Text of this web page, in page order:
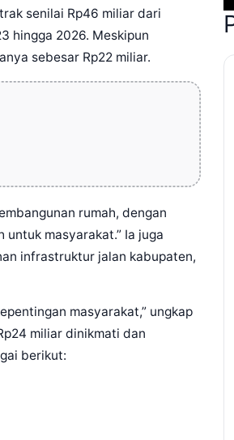
senilai Rp46 miliar dari
hingga 2026. Meskipun
sebesar Rp22 miliar.
rumah, dengan
masyarakat.” Ia juga
infrastruktur jalan kabupaten,
masyarakat,” ungkap
miliar dinikmati dan
berikut: